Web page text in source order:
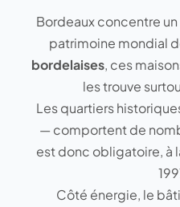
Bordeaux concentre
patrimoine mondial
bordelaises, ces
les trouve
Les quartiers
— comportent de
est donc obligatoire, à
Côté énergie, le